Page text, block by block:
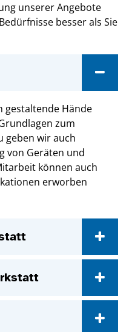
unserer Angebote
besser als Sie
gestaltende Hände
zum
geben wir auch
von Geräten und
können auch
erworben